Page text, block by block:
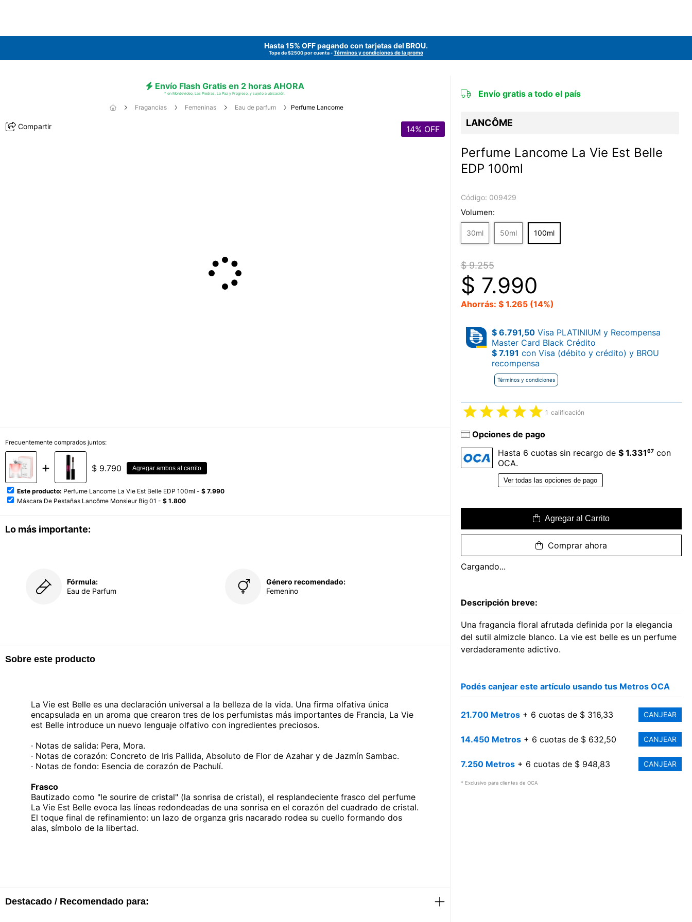
Hasta 15% OFF pagando con tarjetas del BROU.
Tope de $2500 por cuenta -Términos y condiciones de la promo
Envío Flash Gratis en 2 horas AHORA
* en Montevideo, Las Piedras, La Paz y Progreso, y sujeto a ubicación.
Fragancias Femeninas Eau de parfum Perfume Lancome
Compartir 14% OFF
Frecuentemente comprados juntos:
$ 9.790 Agregar ambos al carrito
Este producto: Perfume Lancome La Vie Est Belle EDP 100ml - $ 7.990
Máscara De Pestañas Lancôme Monsieur Big 01 - $ 1.800
Lo más importante:
Fórmula:
Eau de Parfum
Género recomendado:
Femenino
Sobre este producto
La Vie est Belle es una declaración universal a la belleza de la vida. Una firma olfativa única
encapsulada en un aroma que crearon tres de los perfumistas más importantes de Francia, La Vie
est Belle introduce un nuevo lenguaje olfativo con ingredientes preciosos.
· Notas de salida: Pera, Mora.
· Notas de corazón: Concreto de Iris Pallida, Absoluto de Flor de Azahar y de Jazmín Sambac.
· Notas de fondo: Esencia de corazón de Pachulí.
Frasco
Bautizado como "le sourire de cristal" (la sonrisa de cristal), el resplandeciente frasco del perfume
La Vie Est Belle evoca las líneas redondeadas de una sonrisa en el corazón del cuadrado de cristal.
El toque final de refinamiento: un lazo de organza gris nacarado rodea su cuello formando dos
alas, símbolo de la libertad.
Destacado / Recomendado para:
Envío gratis a todo el país
LANCÔME
Perfume Lancome La Vie Est Belle
EDP 100ml
Código: 009429
Volumen:
30ml 50ml 100ml
$ 9.255
$ 7.990
Ahorrás: $ 1.265 (14%)
$ 6.791,50Visa PLATINIUM y Recompensa
Master Card Black Crédito
$ 7.191 con Visa (débito y crédito) y BROU
recompensa
Términos y condiciones
1 calificación
Opciones de pago
Hasta 6 cuotas sin recargo de $ 1.33167con
OCA.
Ver todas las opciones de pago
Agregar al Carrito
Comprar ahora
Cargando...
Descripción breve:
Una fragancia floral afrutada definida por la elegancia
del sutil almizcle blanco. La vie est belle es un perfume
verdaderamente adictivo.
Podés canjear este artículo usando tus Metros OCA
21.700 Metros+ 6 cuotas de $ 316,33 CANJEAR
14.450 Metros+ 6 cuotas de $ 632,50 CANJEAR
7.250 Metros+ 6 cuotas de $ 948,83 CANJEAR
* Exclusivo para clientes de OCA